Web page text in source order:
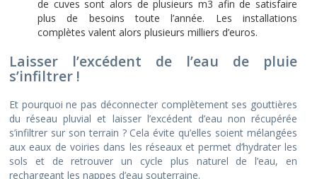
de cuves sont alors de plusieurs m3 afin de satisfaire
plus de besoins toute l’année. Les installations
complètes valent alors plusieurs milliers d’euros.
Laisser l’excédent de l’eau de pluie
s’infiltrer !
Et pourquoi ne pas déconnecter complètement ses gouttières
du réseau pluvial et laisser l’excédent d’eau non récupérée
s’infiltrer sur son terrain ? Cela évite qu’elles soient mélangées
aux eaux de voiries dans les réseaux et permet d’hydrater les
sols et de retrouver un cycle plus naturel de l’eau, en
rechargeant les nappes d’eau souterraine.